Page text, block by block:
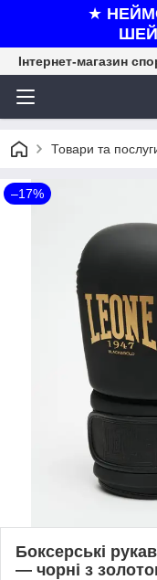
★
Інтернет-магазин
Товари та
–17%
Боксерські
— чорні з